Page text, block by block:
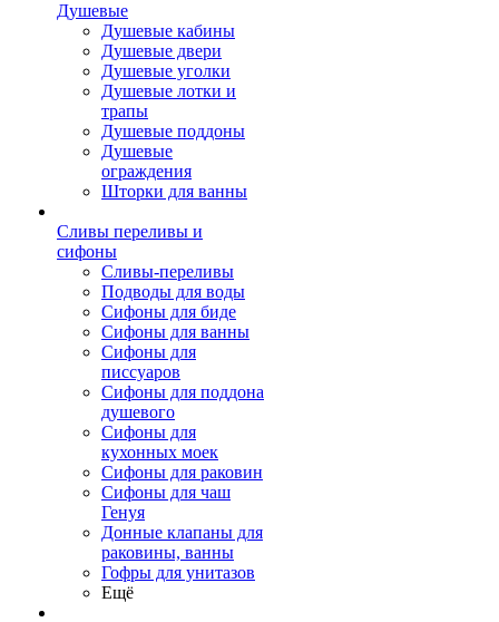
Душевые
Душевые кабины
Душевые двери
Душевые уголки
Душевые лотки и
трапы
Душевые поддоны
Душевые
ограждения
Шторки для ванны
Сливы переливы и
сифоны
Сливы-переливы
Подводы для воды
Сифоны для биде
Сифоны для ванны
Сифоны для
писсуаров
Сифоны для поддона
душевого
Сифоны для
кухонных моек
Сифоны для раковин
Сифоны для чаш
Генуя
Донные клапаны для
раковины, ванны
Гофры для унитазов
Ещё